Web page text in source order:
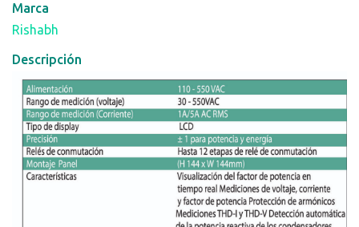
Marca
Rishabh
Descripción